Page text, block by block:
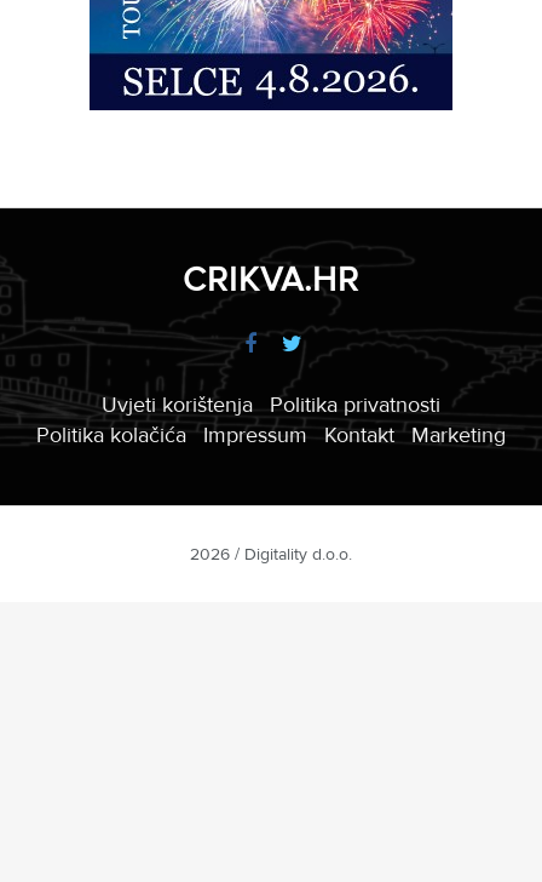
CRIKVA.HR
Uvjeti korištenja
Politika privatnosti
Politika kolačića
Impressum Kontakt Marketing
2026 / Digitality d.o.o.